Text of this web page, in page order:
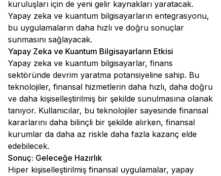
kuruluşları için de yeni gelir kaynakları yaratacak.
Yapay zeka ve kuantum bilgisayarların entegrasyonu,
bu uygulamaların daha hızlı ve doğru sonuçlar
sunmasını sağlayacak.
Yapay Zeka ve Kuantum Bilgisayarların Etkisi
Yapay zeka ve kuantum bilgisayarlar, finans
sektöründe devrim yaratma potansiyeline sahip. Bu
teknolojiler, finansal hizmetlerin daha hızlı, daha doğru
ve daha kişiselleştirilmiş bir şekilde sunulmasına olanak
tanıyor. Kullanıcılar, bu teknolojiler sayesinde finansal
kararlarını daha bilinçli bir şekilde alırken, finansal
kurumlar da daha az riskle daha fazla kazanç elde
edebilecek.
Sonuç: Geleceğe Hazırlık
Hiper kişiselleştirilmiş finansal uygulamalar, yapay